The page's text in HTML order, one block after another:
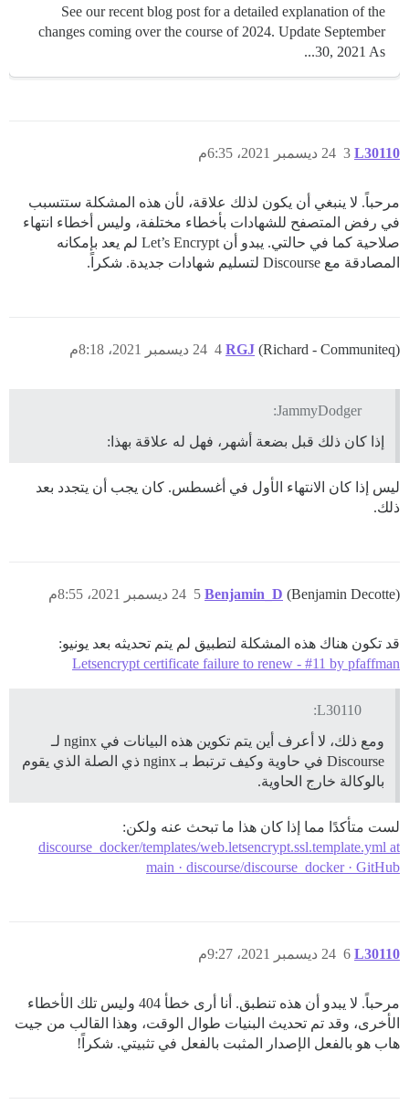
See our recent blog post for a detailed explanation of the
changes coming over the course of 2024. Update September
30, 2021 As...
L30110 24 ديسمبر 2021، 6:35م 3
مرحباً. لا ينبغي أن يكون لذلك علاقة، لأن هذه المشكلة ستتسبب
في رفض المتصفح للشهادات بأخطاء مختلفة، وليس أخطاء انتهاء
صلاحية كما في حالتي. يبدو أن Let’s Encrypt لم يعد بإمكانه
المصادقة مع Discourse لتسليم شهادات جديدة. شكراً.
RGJ (Richard - Communiteq) 24 ديسمبر 2021، 8:18م 4
JammyDodger:
إذا كان ذلك قبل بضعة أشهر، فهل له علاقة بهذا:
ليس إذا كان الانتهاء الأول في أغسطس. كان يجب أن يتجدد بعد
ذلك.
Benjamin_D (Benjamin Decotte) 24 ديسمبر 2021، 8:55م 5
قد تكون هناك هذه المشكلة لتطبيق لم يتم تحديثه بعد يونيو:
Letsencrypt certificate failure to renew - #11 by pfaffman
L30110:
ومع ذلك، لا أعرف أين يتم تكوين هذه البيانات في nginx لـ
Discourse في حاوية وكيف ترتبط بـ nginx ذي الصلة الذي يقوم
بالوكالة خارج الحاوية.
لست متأكدًا مما إذا كان هذا ما تبحث عنه ولكن:
discourse_docker/templates/web.letsencrypt.ssl.template.yml at
main · discourse/discourse_docker · GitHub
L30110 24 ديسمبر 2021، 9:27م 6
مرحباً. لا يبدو أن هذه تنطبق. أنا أرى خطأ 404 وليس تلك الأخطاء
الأخرى، وقد تم تحديث البنيات طوال الوقت، وهذا القالب من جيت
هاب هو بالفعل الإصدار المثبت بالفعل في تثبيتي. شكراً!